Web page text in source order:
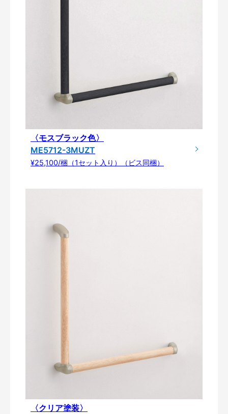
〈モスブラック色〉
ME5712-3MUZT
¥25,100/梱（1セット入り）（ビス同梱）
〈クリア塗装〉